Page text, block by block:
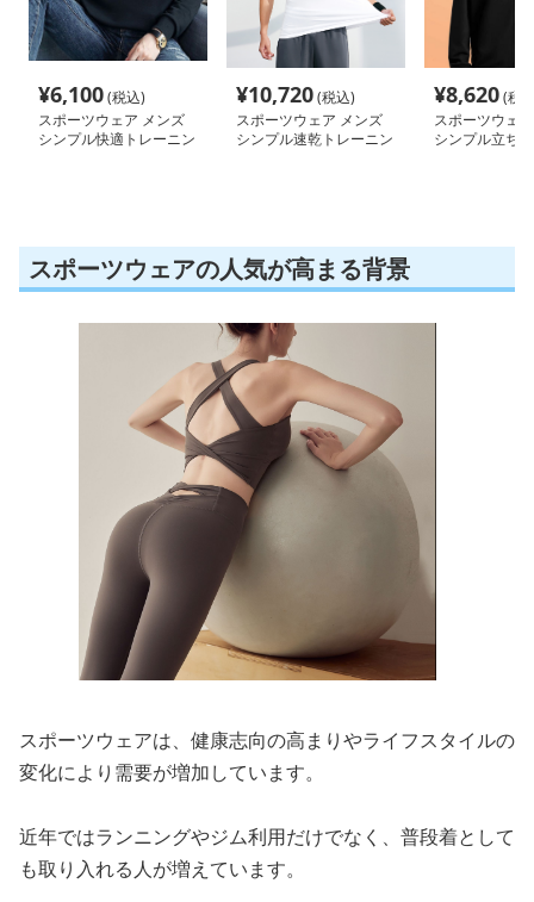
¥6,100(税込)
スポーツウェア メンズ
シンプル快適トレーニン
¥10,720(税込)
スポーツウェア メンズ
シンプル速乾トレーニン
¥8,620(税
スポーツウェ
シンプル立ち
スポーツウェアの人気が高まる背景
スポーツウェアは、健康志向の高まりやライフスタイルの
変化により需要が増加しています。
近年ではランニングやジム利用だけでなく、普段着として
も取り入れる人が増えています。